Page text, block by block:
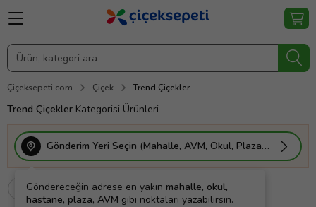
Çiçeksepeti.com Çiçek Trend Çiçekler
Trend Çiçekler Kategorisi Ürünleri
Gönderim Yeri Seçin (Mahalle, AVM, Okul, Plaza vs.)
Göndereceğin adrese en yakın mahalle, okul,
hastane, plaza, AVM gibi noktaları yazabilirsin.
Filtrele Sırala Kişiye Özel